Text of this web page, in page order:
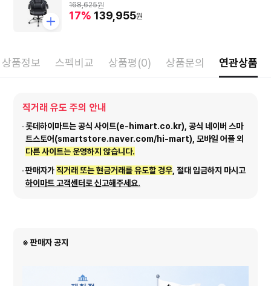
168,625원
17% 139,955원
상품정보 스펙비교 상품평(0) 상품문의 연관상품
직거래 유도 주의 안내
롯데하이마트는 공식 사이트(e-himart.co.kr), 공식 네이버 스마
트스토어(smartstore.naver.com/hi-mart), 모바일 어플 외
다른 사이트는 운영하지 않습니다.
판매자가직거래 또는 현금거래를 유도할 경우 , 절대 입금하지 마시고
하이마트 고객센터로 신고해주세요.
※ 판매자 공지